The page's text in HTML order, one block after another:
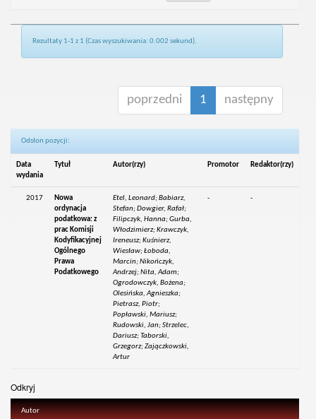
Rezultaty 1-1 z 1 (Czas wyszukiwania: 0.002 sekund).
poprzedni 1 następny
Odsłon pozycji:
Data
wydania
Tytuł Autor(rzy) Promotor Redaktor(rzy)
2017
Nowa
ordynacja
podatkowa: z
prac Komisji
Kodyfikacyjnej
Ogólnego
Prawa
Podatkowego
Etel, Leonard; Babiarz,
Stefan; Dowgier, Rafał;
Filipczyk, Hanna; Gurba,
Włodzimierz; Krawczyk,
Ireneusz; Kuśnierz,
Wiesław; Łoboda,
Marcin; Nikończyk,
Andrzej; Nita, Adam;
Ogrodowczyk, Bożena;
Olesińska, Agnieszka;
Pietrasz, Piotr;
Popławski, Mariusz;
Rudowski, Jan; Strzelec,
Dariusz; Taborski,
Grzegorz; Zajączkowski,
Artur
- -
Odkryj
Autor